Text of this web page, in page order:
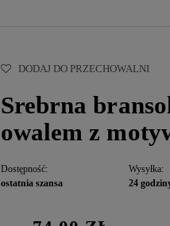
DODAJ DO PRZECHOWALNI
Srebrna
owalem z
Dostępność:
ostatnia szansa
Wysyłka:
24